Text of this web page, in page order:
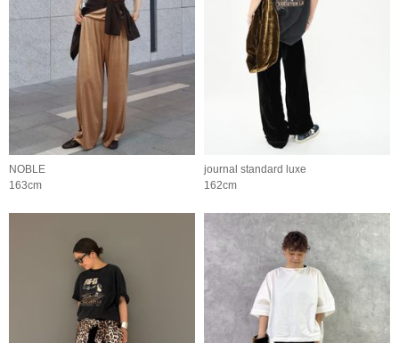
NOBLE
163cm
journal standard luxe
162cm